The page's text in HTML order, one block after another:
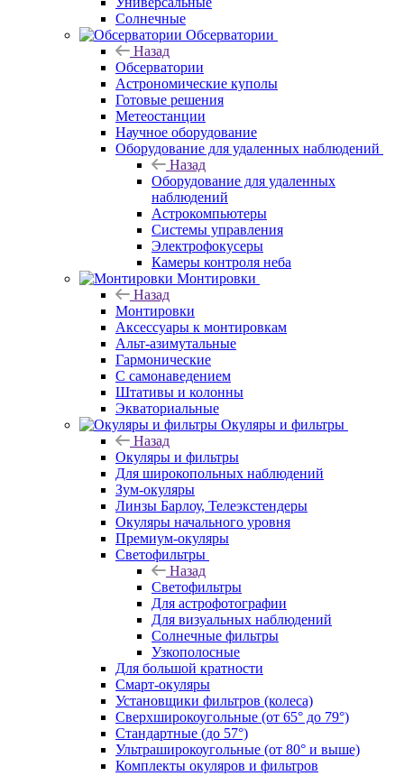
Солнечные
Обсерватории
Назад
Обсерватории
Астрономические куполы
Готовые решения
Метеостанции
Научное оборудование
Оборудование для удаленных наблюдений
Назад
Оборудование для удаленных
наблюдений
Астрокомпьютеры
Системы управления
Электрофокусеры
Камеры контроля неба
Монтировки
Назад
Монтировки
Аксессуары к монтировкам
Альт-азимутальные
Гармонические
С самонаведением
Штативы и колонны
Экваториальные
Окуляры и фильтры
Назад
Окуляры и фильтры
Для широкопольных наблюдений
Зум-окуляры
Линзы Барлоу, Телеэкстендеры
Окуляры начального уровня
Премиум-окуляры
Светофильтры
Назад
Светофильтры
Для астрофотографии
Для визуальных наблюдений
Солнечные фильтры
Узкополосные
Для большой кратности
Смарт-окуляры
Установщики фильтров (колеса)
Сверхширокоугольные (от 65° до 79°)
Стандартные (до 57°)
Ультраширокоугольные (от 80° и выше)
Комплекты окуляров и фильтров